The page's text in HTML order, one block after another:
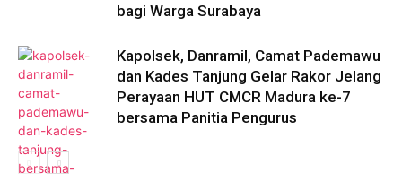
bagi Warga Surabaya
Kapolsek, Danramil, Camat Pademawu
dan Kades Tanjung Gelar Rakor Jelang
Perayaan HUT CMCR Madura ke-7
bersama Panitia Pengurus